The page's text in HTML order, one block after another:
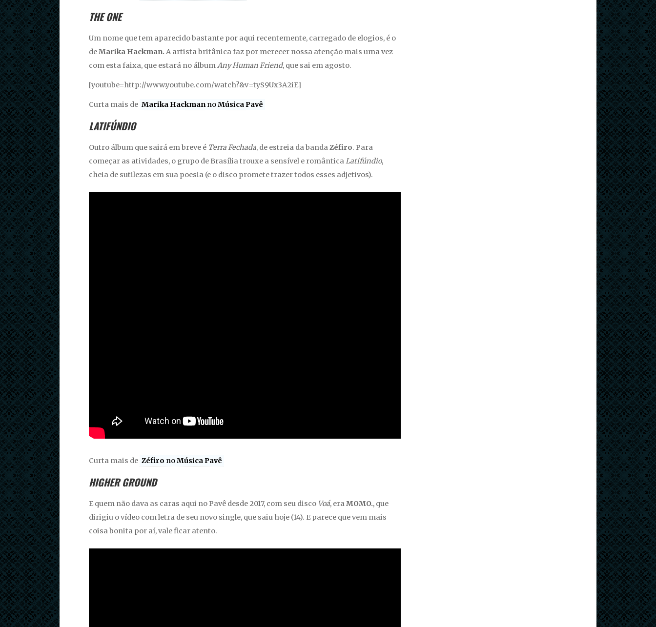
THE ONE
Um nome que tem aparecido bastante por aqui recentemente, carregado de elogios, é o
deMarika Hackman. A artista britânica faz por merecer nossa atenção mais uma vez
com esta faixa, que estará no álbumAny Human Friend, que sai em agosto.
[youtube=http://www.youtube.com/watch?&v=tyS9Ux3A2iE]
Curta mais de Marika Hackman noMúsica Pavê
LATIFÚNDIO
Outro álbum que sairá em breve é Terra Fechada, de estreia da bandaZéfiro. Para
começar as atividades, o grupo de Brasília trouxe a sensível e românticaLatifúndio,
cheia de sutilezas em sua poesia (e o disco promete trazer todos esses adjetivos).
Curta mais de Zéfiro noMúsica Pavê
HIGHER GROUND
E quem não dava as caras aqui no Pavê desde 2017, com seu disco Voá, eraMOMO., que
dirigiu o vídeo com letra de seu novo single, que saiu hoje (14). E parece que vem mais
coisa bonita por aí, vale ficar atento.